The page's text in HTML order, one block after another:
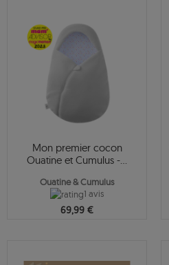
Mon premier cocon
Ouatine et Cumulus -...
Ouatine & Cumulus
1 avis
69,99 €